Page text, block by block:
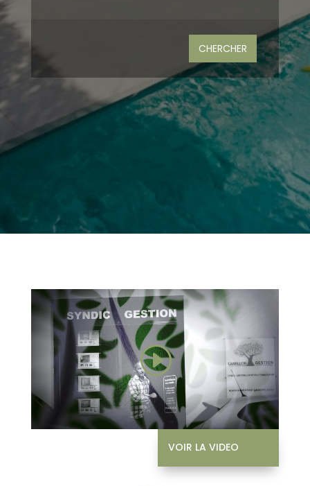
Wine Cellar
Terrain de
basket-ball
Trash
Compactors
Piscine
Solar Heat
Douche
séparée
Puits de
lumière
Surfaces en
pierre
Piste de golf
Centre de
Remise en
Forme
Arrière-cour
Animaux
acceptés
CHERCHER
VOIR LA VIDEO